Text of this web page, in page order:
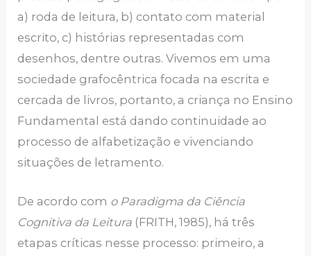
a) roda de leitura, b) contato com material
escrito, c) histórias representadas com
desenhos, dentre outras. Vivemos em uma
sociedade grafocêntrica focada na escrita e
cercada de livros, portanto, a criança no Ensino
Fundamental está dando continuidade ao
processo de alfabetização e vivenciando
situações de letramento.
De acordo com o Paradigma da Ciência
Cognitiva da Leitura (FRITH, 1985), há três
etapas críticas nesse processo: primeiro, a